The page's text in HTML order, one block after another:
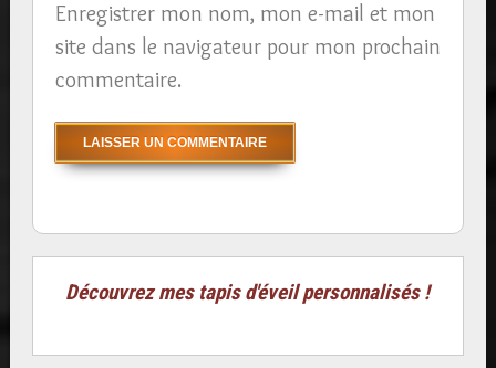
Enregistrer mon nom, mon e-mail et mon
site dans le navigateur pour mon prochain
commentaire.
Découvrez mes tapis d'éveil personnalisés !